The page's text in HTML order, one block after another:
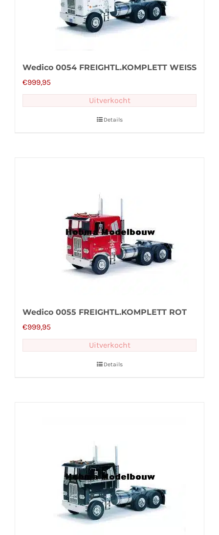
Wedico 0054 FREIGHTL.KOMPLETT WEISS
€999,95
Uitverkocht
Details
Wedico 0055 FREIGHTL.KOMPLETT ROT
€999,95
Uitverkocht
Details